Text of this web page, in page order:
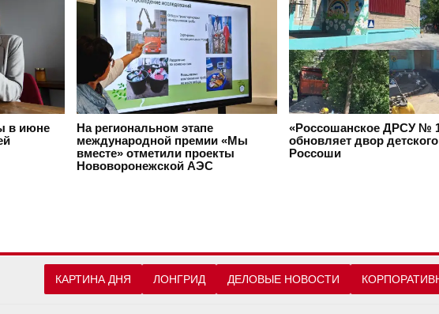
в июне
На региональном этапе
международной премии «Мы
вместе» отметили проекты
Нововоронежской АЭС
«Россошанское ДРСУ №
обновляет двор
Россоши
КАРТИНА ДНЯ ЛОНГРИД ДЕЛОВЫЕ НОВОСТИ